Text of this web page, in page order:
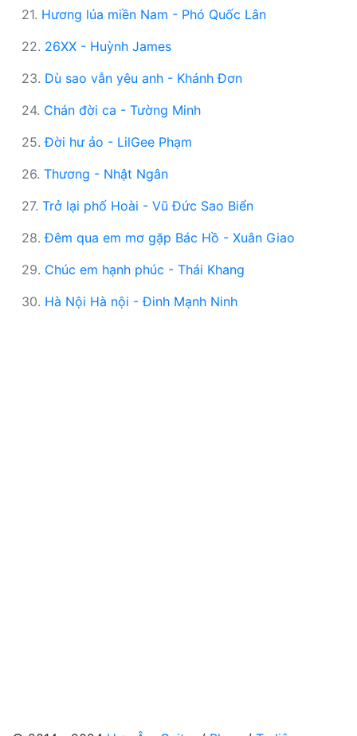
21. Hương lúa miền Nam - Phó Quốc Lân
22. 26XX - Huỳnh James
23. Dù sao vẫn yêu anh - Khánh Đơn
24. Chán đời ca - Tường Minh
25.Đời hư ảo - LilGee Phạm
26. Thương - Nhật Ngân
27. Trở lại phố Hoài - Vũ Đức Sao Biển
28.Đêm qua em mơ gặp Bác Hồ - Xuân Giao
29. Chúc em hạnh phúc - Thái Khang
30. Hà Nội Hà nội - Đinh Mạnh Ninh